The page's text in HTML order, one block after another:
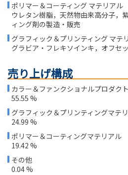
ポリマー＆コーティング マテリアル
ウレタン樹脂，天然物由来高分子，
ィング剤の製造・販売
グラフィック＆プリンティング マテ
グラビア・フレキソインキ，オフセ
売り上げ構成
カラー＆ファンクショナルプロダクト
55.55 %
グラフィック＆プリンティングマテ
24.99 %
ポリマー＆コーティングマテリアル
19.42 %
その他
0.04 %